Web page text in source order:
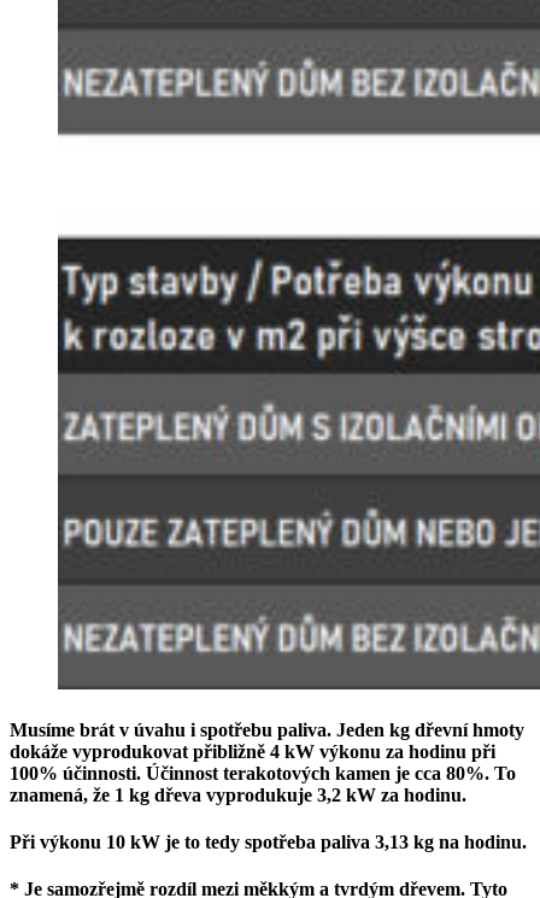
Musíme brát v úvahu i spotřebu paliva. Jeden kg dřevní hmoty
dokáže vyprodukovat přibližně 4 kW výkonu za hodinu při
100% účinnosti. Účinnost terakotových kamen je cca 80%. To
znamená, že 1 kg dřeva vyprodukuje 3,2 kW za hodinu.
Při výkonu 10 kW je to tedy spotřeba paliva 3,13 kg na hodinu.
* Je samozřejmě rozdíl mezi měkkým a tvrdým dřevem. Tyto